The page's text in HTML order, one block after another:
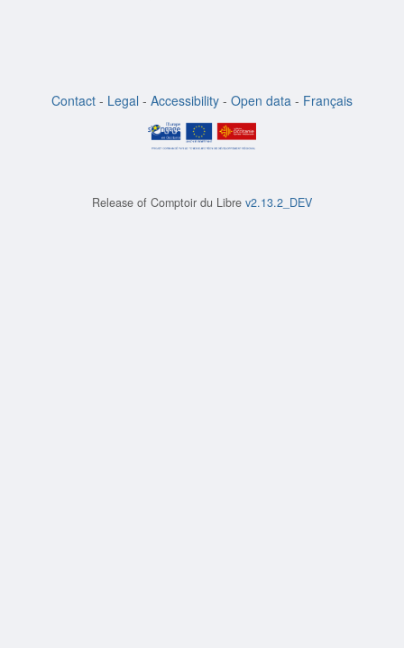
Contact - Legal - Accessibility - Open data - Français
Release of Comptoir du Libre v2.13.2_DEV